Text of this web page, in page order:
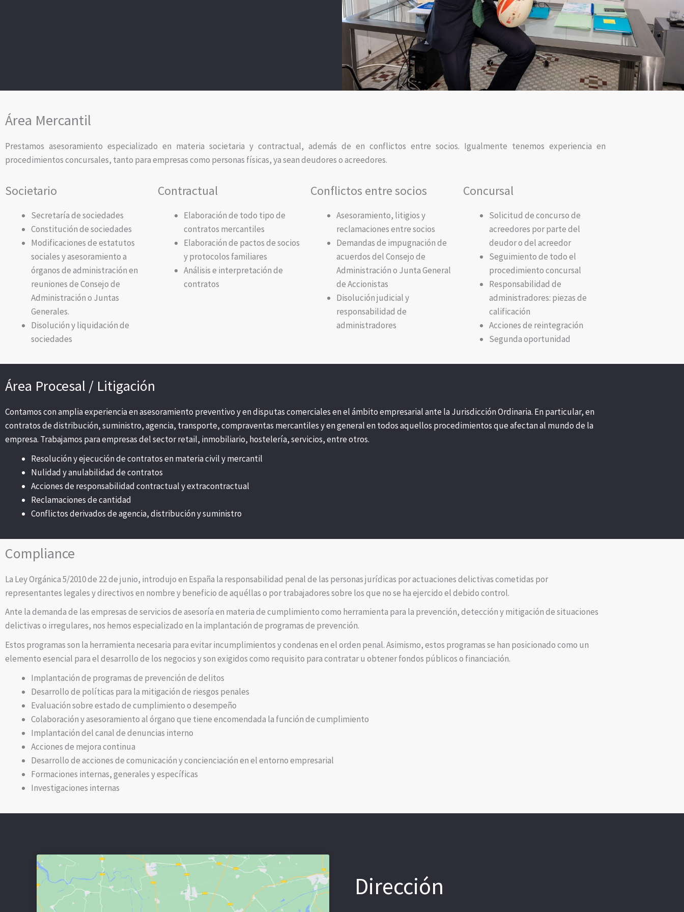
Área Mercantil
Prestamos asesoramiento especializado en materia societaria y contractual, además de en conflictos entre socios. Igualmente tenemos experiencia en
procedimientos concursales, tanto para empresas como personas físicas, ya sean deudores o acreedores.
Societario
Secretaría de sociedades
Constitución de sociedades
Modificaciones de estatutos
sociales y asesoramiento a
órganos de administración en
reuniones de Consejo de
Administración o Juntas
Generales.
Disolución y liquidación de
sociedades
Contractual
Elaboración de todo tipo de
contratos mercantiles
Elaboración de pactos de socios
y protocolos familiares
Análisis e interpretación de
contratos
Conflictos entre socios
Asesoramiento, litigios y
reclamaciones entre socios
Demandas de impugnación de
acuerdos del Consejo de
Administración o Junta General
de Accionistas
Disolución judicial y
responsabilidad de
administradores
Concursal
Solicitud deconcurso de
acreedores por parte del
deudor o del acreedor
Seguimiento de todo el
procedimiento concursal
Responsabilidad de
administradores: piezas de
calificación
Acciones de reintegración
Segunda oportunidad
Área Procesal / Litigación
Contamos con amplia experiencia en asesoramiento preventivo y en disputas comerciales en el ámbito empresarial ante la Jurisdicción Ordinaria. En particular, en
contratos de distribución, suministro, agencia, transporte, compraventas mercantiles y en general en todos aquellos procedimientos que afectan al mundo de la
empresa. Trabajamos para empresas del sector retail, inmobiliario, hostelería, servicios, entre otros.
Resolución y ejecución de contratos en materia civil y mercantil
Nulidad y anulabilidad de contratos
Acciones de responsabilidad contractual y extracontractual
Reclamaciones de cantidad
Conflictos derivados de agencia, distribución y suministro
Compliance
La Ley Orgánica 5/2010 de 22 de junio, introdujo en España la responsabilidad penal de las personas jurídicas por actuaciones delictivas cometidas por
representantes legales y directivos en nombre y beneficio de aquéllas o por trabajadores sobre los que no se ha ejercido el debido control.
Ante la demanda de las empresas de servicios de asesoría en materia de cumplimiento como herramienta para la prevención, detección y mitigación de situaciones
delictivas o irregulares, nos hemos especializado en la implantación de programas de prevención.
Estos programas son la herramienta necesaria para evitar incumplimientosy condenas en el orden penal. Asimismo, estos programas se han posicionado como un
elemento esencial para el desarrollo de los negocios y son exigidos como requisito para contratar u obtener fondos públicos o financiación.
Implantación de programas de prevención de delitos
Desarrollo de políticas para la mitigación de riesgos penales
Evaluación sobre estado de cumplimiento o desempeño
Colaboración y asesoramiento al órgano que tiene encomendada la función de cumplimiento
Implantación del canal de denuncias interno
Acciones de mejora continua
Desarrollo de acciones de comunicación y concienciación en el entorno empresarial
Formaciones internas, generales y específicas
Investigaciones internas
Dirección